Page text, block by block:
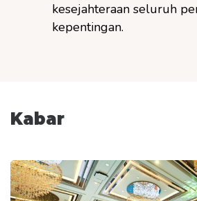
kesejahteraan seluruh
kepentingan.
Kabar